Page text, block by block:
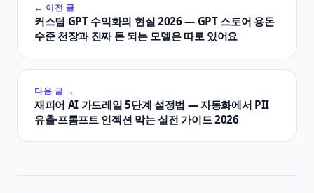
← 이전 글
커스텀 GPT 수익화의 현실 2026 — GPT 스토어 용돈
수준 천장과 진짜 돈 되는 모델은 따로 있어요
다음 글 →
재피어 AI 가드레일 5단계 설정법 — 자동화에서 PII
유출·프롬프트 인젝션 막는 실전 가이드 2026